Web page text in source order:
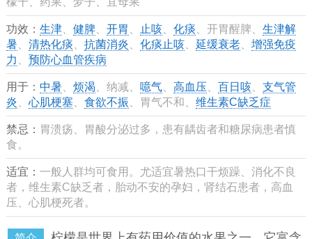
功效： 生津、 健脾、 开胃 、 止咳、 化痰、开胃醒脾、 生津解
暑、 清热化痰、 抗菌消炎、 化痰止咳、 延缓衰老、 增强免疫
力 、 预防心血管疾病
用于： 中暑、 烦渴、纳减、 噫气、 高血压、 百日咳、 支气管
炎、 心肌梗塞、 食欲不振、胃气不和、 维生素C缺乏症
禁忌： 胃溃疡、胃酸分泌过多，患有龋齿者和糖尿病患者慎
食。
适宜： 一般人群均可食用。尤适宜暑热口干烦躁、消化不良
者，维生素C缺乏者，胎动不安的孕妇，肾结石患者，高血
压、心肌梗死者。